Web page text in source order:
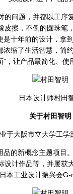
问题，并都以工
擦，不倒的圆珠笔
十年前的设计，拿
缩了生活智慧，简
”，让产品最简化、使
日本设计师村田
关于村田智明
于大阪市立大学工
的新概念主题项目
计作品等，并屡
本工业设计振兴会G-